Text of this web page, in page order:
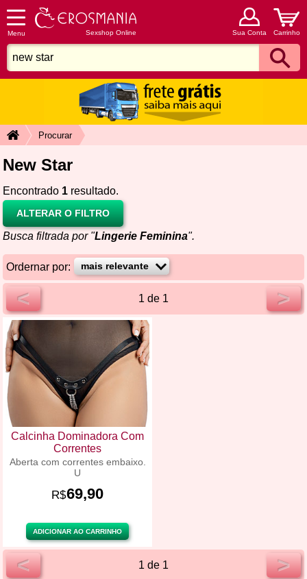
Menu Sexshop Online Sua Conta Carrinho
Procurar
New Star
Encontrado 1 resultado.
ALTERAR O FILTRO
Busca filtrada por "Lingerie Feminina".
Ordernar por:
< 1 de 1 >
Calcinha Dominadora Com
Correntes
Aberta com correntes embaixo.
U
R$69,90
ADICIONAR AO CARRINHO
< 1 de 1 >